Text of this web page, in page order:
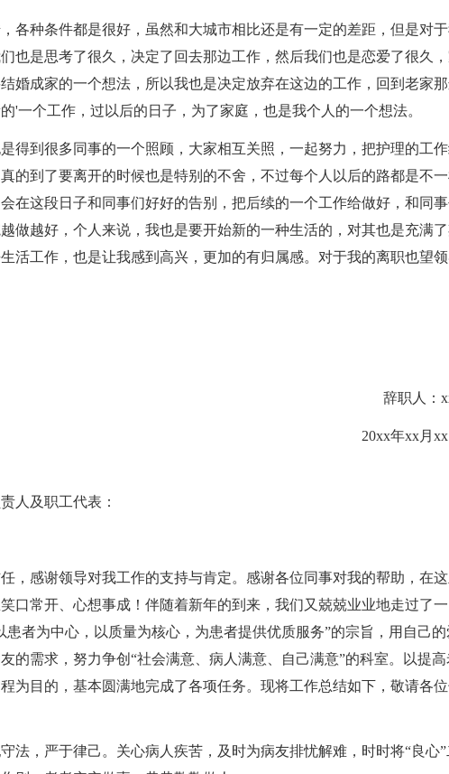
种条件都是很好，虽然和大城市相比还是有一定的差距，但是对
也是思考了很久，决定了回去那边工作，然后我们也是恋爱了很久
婚成家的一个想法，所以我也是决定放弃在这边的工作，回到老家那
'一个工作，过以后的日子，为了家庭，也是我个人的一个想法。
到很多同事的一个照顾，大家相互关照，一起努力，把护理的工
的到了要离开的时候也是特别的不舍，不过每个人以后的路都是不
在这段日子和同事们好好的告别，把后续的一个工作给做好，和同
做越好，个人来说，我也是要开始新的一种生活的，对其也是充满了
活工作，也是让我感到高兴，更加的有归属感。对于我的离职也望
辞职人：
20xx年xx月xx
人及职工代表：
感谢领导对我工作的支持与肯定。感谢各位同事对我的帮助，在这
口常开、心想事成！伴随着新年的到来，我们又兢兢业业地走过了一
患者为中心，以质量为核心，为患者提供优质服务”的宗旨，用自己的
的需求，努力争创“社会满意、病人满意、自己满意”的科室。以提高
为目的，基本圆满地完成了各项任务。现将工作总结如下，敬请各
，严于律己。关心病人疾苦，及时为病友排忧解难，时时将“良心”